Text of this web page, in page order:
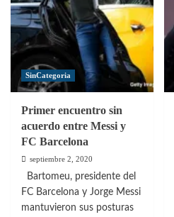
20-
21
fue
ajustado
sobrellevar
pandemia
SinCategoria
Primer encuentro sin
acuerdo entre Messi y
FC Barcelona
septiembre 2, 2020
Bartomeu, presidente del
FC Barcelona y Jorge Messi
mantuvieron sus posturas